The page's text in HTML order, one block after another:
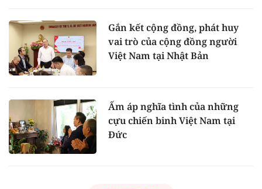
Gắn kết cộng đồng, phát huy
vai trò của cộng đồng người
Việt Nam tại Nhật Bản
Ấm áp nghĩa tình của những
cựu chiến binh Việt Nam tại
Đức